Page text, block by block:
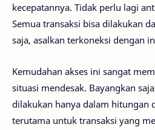
kecepatannya. Tidak perlu lagi
Semua transaksi bisa dilakukan
saja, asalkan terkoneksi dengan
Kemudahan akses ini sangat
situasi mendesak. Bayangkan
dilakukan hanya dalam hitungan
terutama untuk transaksi yang